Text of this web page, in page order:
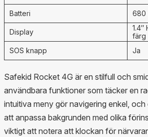
Batteri 680
Display
1.4″
färg
SOS knapp
Ja
Safekid Rocket 4G är en stilfull och
användbara funktioner som täcker en
intuitiva meny gör navigering enkel, och
att anpassa bakgrunden med olika
viktigt att notera att klockan för